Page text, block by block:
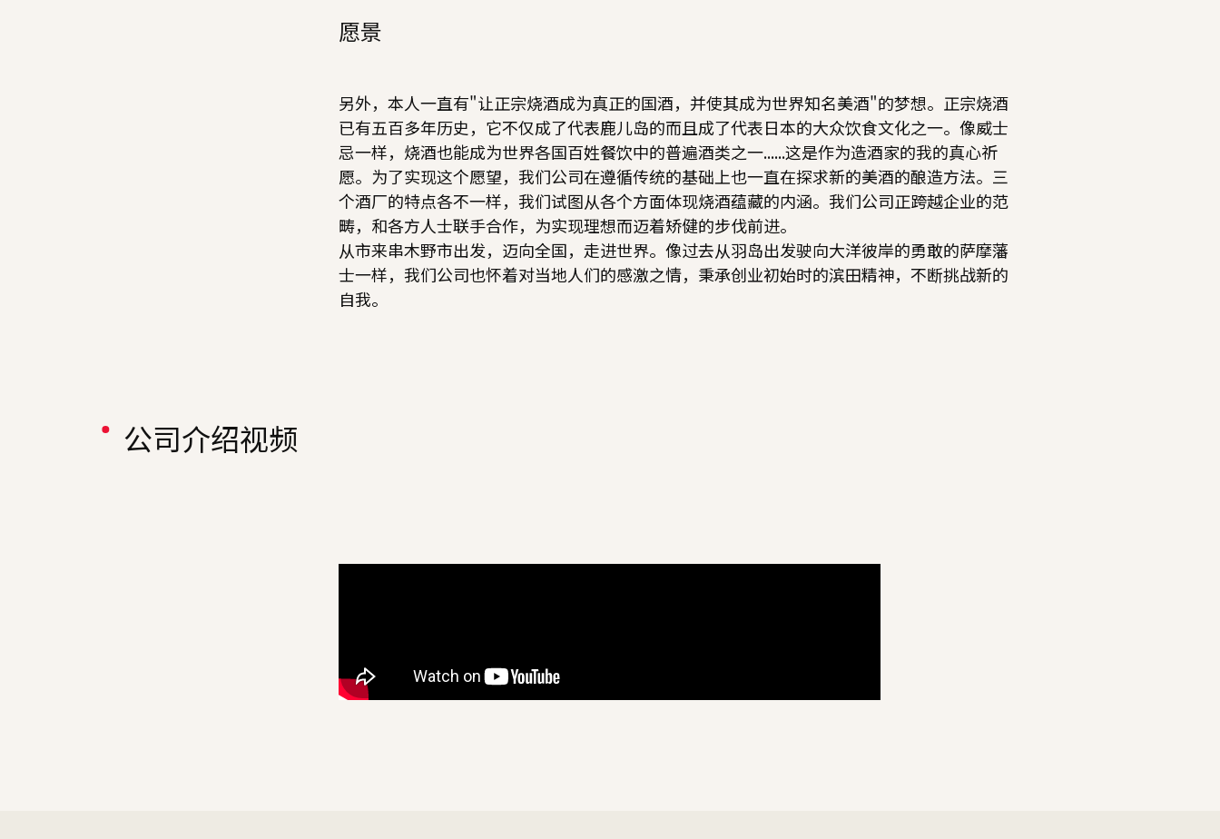
何谓正宗烧酒？
出口
企业概要
愿景
另外，本人一直有"让正宗烧酒成为真正的国酒，并使其成为世界知名美酒"的梦想。正宗烧酒
已有五百多年历史，它不仅成了代表鹿儿岛的而且成了代表日本的大众饮食文化之一。像威士
忌一样，烧酒也能成为世界各国百姓餐饮中的普遍酒类之一......这是作为造酒家的我的真心祈
愿。为了实现这个愿望，我们公司在遵循传统的基础上也一直在探求新的美酒的酿造方法。三
个酒厂的特点各不一样，我们试图从各个方面体现烧酒蕴藏的内涵。我们公司正跨越企业的范
畴，和各方人士联手合作，为实现理想而迈着矫健的步伐前进。
从市来串木野市出发，迈向全国，走进世界。像过去从羽岛出发驶向大洋彼岸的勇敢的萨摩藩
士一样，我们公司也怀着对当地人们的感激之情，秉承创业初始时的滨田精神，不断挑战新的
自我。
公司介绍视频